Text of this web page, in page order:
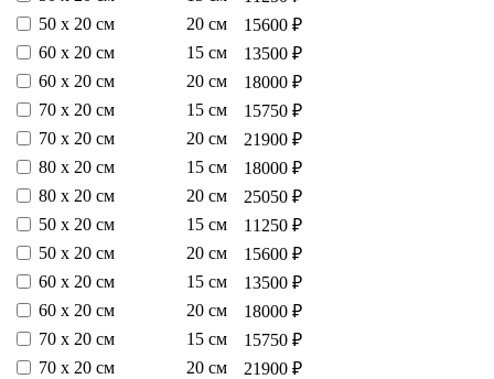
50 х 20 см
20 см
15600 ₽
60 х 20 см
15 см
13500 ₽
60 х 20 см
20 см
18000 ₽
70 х 20 см
15 см
15750 ₽
70 х 20 см
20 см
21900 ₽
80 х 20 см
15 см
18000 ₽
80 х 20 см
20 см
25050 ₽
50 х 20 см
15 см
11250 ₽
50 х 20 см
20 см
15600 ₽
60 х 20 см
15 см
13500 ₽
60 х 20 см
20 см
18000 ₽
70 х 20 см
15 см
15750 ₽
70 х 20 см
20 см
21900 ₽